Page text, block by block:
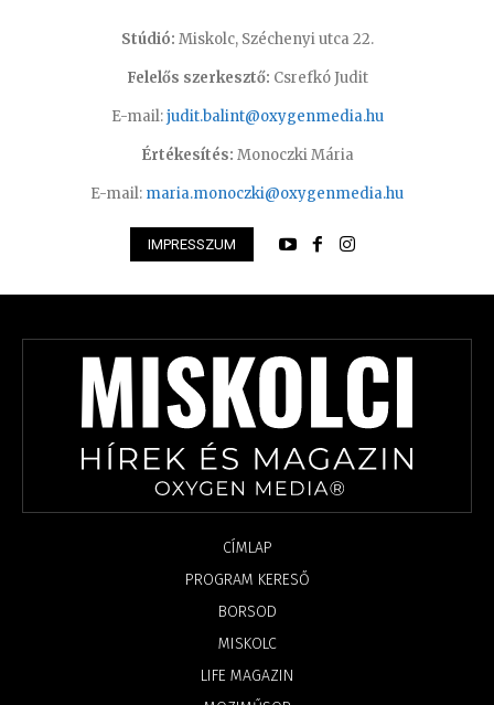
Stúdió: Miskolc, Széchenyi utca 22.
Felelős szerkesztő: Csrefkó Judit
E-mail:judit.balint@oxygenmedia.hu
Értékesítés: Monoczki Mária
E-mail: maria.monoczki@oxygenmedia.hu
IMPRESSZUM
CÍMLAP
PROGRAM KERESŐ
BORSOD
MISKOLC
LIFE MAGAZIN